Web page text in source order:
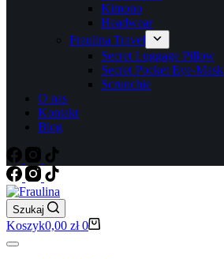
Kimono
Headwear
Fraulina Travel
Secret Luggage Pillow
Secret Pocket Eye-Mask
Scrunchie
O nas
Kontakt
Blog
Szukaj
Koszyk0,00 zł 0